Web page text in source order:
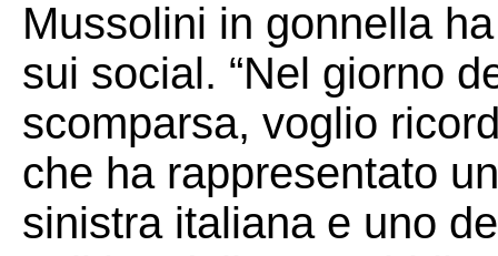
Mussolini in gonnella
sui social. “Nel giorno
scomparsa, voglio
che ha rappresentato
sinistra italiana e uno